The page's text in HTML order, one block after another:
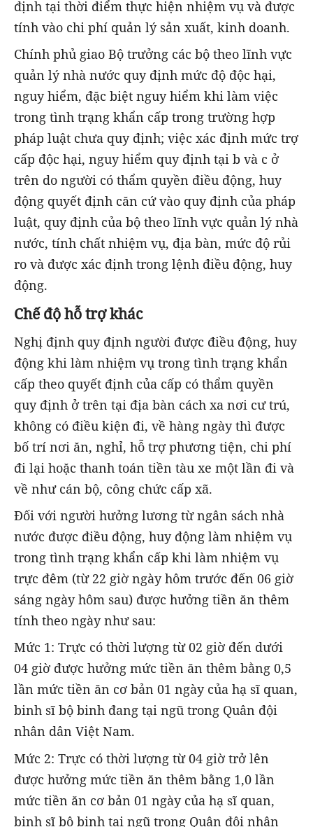
định tại thời điểm thực hiện nhiệm vụ và được
tính vào chi phí quản lý sản xuất, kinh doanh.
Chính phủ giao Bộ trưởng các bộ theo lĩnh vực
quản lý nhà nước quy định mức độ độc hại,
nguy hiểm, đặc biệt nguy hiểm khi làm việc
trong tình trạng khẩn cấp trong trường hợp
pháp luật chưa quy định; việc xác định mức trợ
cấp độc hại, nguy hiểm quy định tại b và c ở
trên do người có thẩm quyền điều động, huy
động quyết định căn cứ vào quy định của pháp
luật, quy định của bộ theo lĩnh vực quản lý nhà
nước, tính chất nhiệm vụ, địa bàn, mức độ rủi
ro và được xác định trong lệnh điều động, huy
động.
Chế độ hỗ trợ khác
Nghị định quy định người được điều động, huy
động khi làm nhiệm vụ trong tình trạng khẩn
cấp theo quyết định của cấp có thẩm quyền
quy định ở trên tại địa bàn cách xa nơi cư trú,
không có điều kiện đi, về hàng ngày thì được
bố trí nơi ăn, nghỉ, hỗ trợ phương tiện, chi phí
đi lại hoặc thanh toán tiền tàu xe một lần đi và
về như cán bộ, công chức cấp xã.
Đối với người hưởng lương từ ngân sách nhà
nước được điều động, huy động làm nhiệm vụ
trong tình trạng khẩn cấp khi làm nhiệm vụ
trực đêm (từ 22 giờ ngày hôm trước đến 06 giờ
sáng ngày hôm sau) được hưởng tiền ăn thêm
tính theo ngày như sau:
Mức 1: Trực có thời lượng từ 02 giờ đến dưới
04 giờ được hưởng mức tiền ăn thêm bằng 0,5
lần mức tiền ăn cơ bản 01 ngày của hạ sĩ quan,
binh sĩ bộ binh đang tại ngũ trong Quân đội
nhân dân Việt Nam.
Mức 2: Trực có thời lượng từ 04 giờ trở lên
được hưởng mức tiền ăn thêm bằng 1,0 lần
mức tiền ăn cơ bản 01 ngày của hạ sĩ quan,
binh sĩ bộ binh tại ngũ trong Quân đội nhân